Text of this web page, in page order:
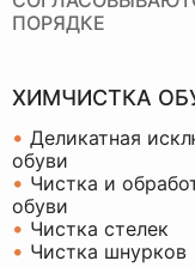
ПОРЯДКЕ
ХИМЧИСТКА
• Деликатная
обуви
• Чистка и
обуви
• Чистка стелек
• Чистка шнурков